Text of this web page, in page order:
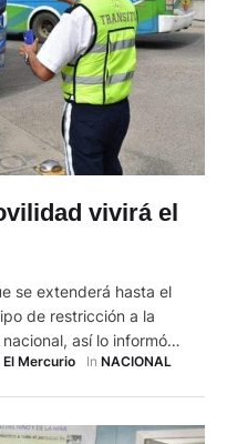
vivirá el
se extenderá hasta el
de restricción a la
así lo informó
de Operaciones de
Mercurio In NACIONAL